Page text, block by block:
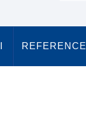
REFERENCE